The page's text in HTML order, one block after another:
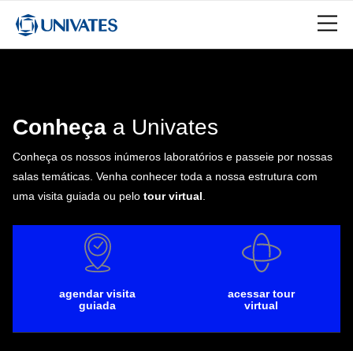
Conheça a Univates
Conheça os nossos inúmeros laboratórios e passeie por nossas
salas temáticas. Venha conhecer toda a nossa estrutura com
uma visita guiada ou pelo tour virtual
agendar visita
guiada
acessar tour
virtual